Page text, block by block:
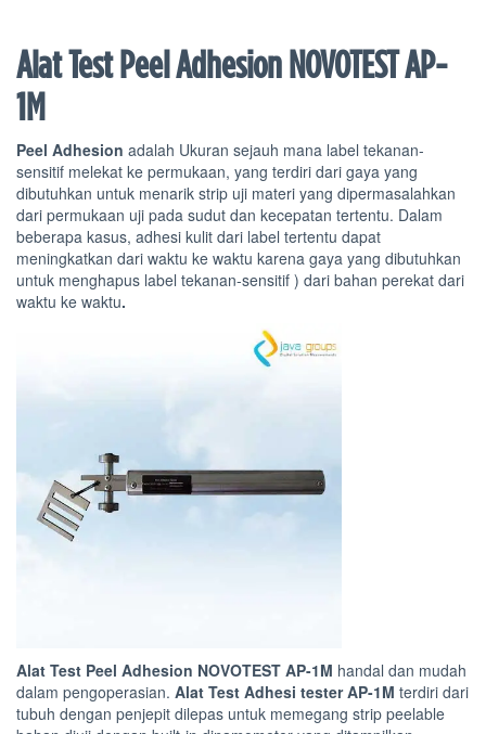
Alat Test Peel Adhesion NOVOTEST AP-
1M
Peel Adhesion adalah Ukuran sejauh mana label tekanan-
sensitif melekat ke permukaan, yang terdiri dari gaya yang
dibutuhkan untuk menarik strip uji materi yang dipermasalahkan
dari permukaan uji pada sudut dan kecepatan tertentu. Dalam
beberapa kasus, adhesi kulit dari label tertentu dapat
meningkatkan dari waktu ke waktu karena gaya yang dibutuhkan
untuk menghapus label tekanan-sensitif ) dari bahan perekat dari
waktu ke waktu.
Alat Test Peel Adhesion NOVOTEST AP-1M handal dan mudah
dalam pengoperasian. Alat Test Adhesi tester AP-1M terdiri dari
tubuh dengan penjepit dilepas untuk memegang strip peelable